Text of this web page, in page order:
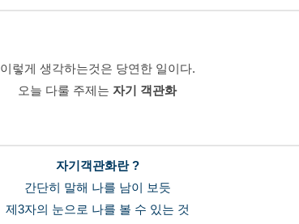
이렇게 생각하는것은 당연한 일이다.
오늘 다룰 주제는 자기 객관화
자기객관화란 ?
간단히 말해 나를 남이 보듯
제3자의 눈으로 나를 볼 수 있는 것